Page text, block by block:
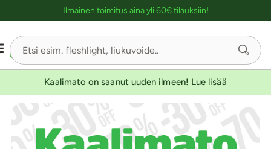
Ilmainen toimitus aina yli 60€ tilauksiin!
Kaalimato on saanut uuden ilmeen! Lue lisää